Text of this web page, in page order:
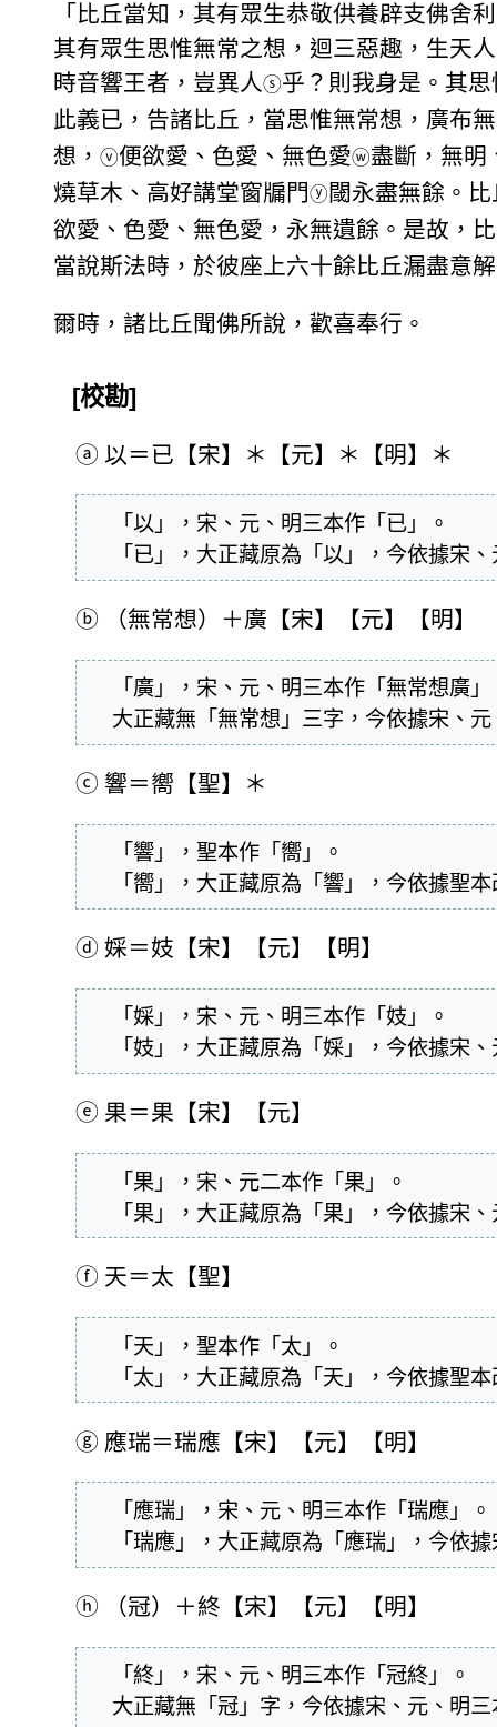
「比丘當知，其有眾生恭敬供養辟支佛舍
其有眾生思惟無常之想，迴三惡趣，生天
時音響王者，豈異人ⓢ乎？則我身是。其
此義已，告諸比丘，當思惟無常想，廣布
想， ⓥ便欲愛、色愛、無色愛ⓦ盡斷，無明
燒草木、高好講堂窗牖門ⓨ 閾永盡無餘。
欲愛、色愛、無色愛，永無遺餘。是故，
當說斯法時，於彼座上六十餘比丘漏盡意
爾時，諸比丘聞佛所說，歡喜奉行。
[校勘]
ⓐ 以＝已【宋】＊【元】＊【明】＊
「已」，大正藏原為「以」，今依據宋
ⓑ （無常想）＋廣【宋】【元】【明】
大正藏無「無常想」三字，今依據宋、
ⓒ 響＝嚮【聖】＊
「嚮」，大正藏原為「響」，今依據聖
ⓓ 婇＝妓【宋】【元】【明】
「妓」，大正藏原為「婇」，今依據宋
ⓔ 果＝果【宋】【元】
「果」，大正藏原為「果」，今依據宋
ⓕ 天＝太【聖】
「太」，大正藏原為「天」，今依據聖
ⓖ 應瑞＝瑞應【宋】【元】【明】
「瑞應」，大正藏原為「應瑞」，今依
ⓗ （冠）＋終【宋】【元】【明】
大正藏無「冠」字，今依據宋、元、明